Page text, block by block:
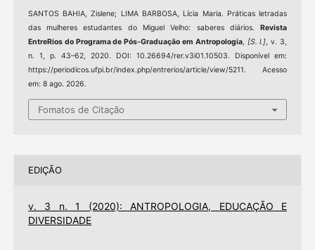
SANTOS BAHIA, Zislene; LIMA BARBOSA, Lícia Maria. Práticas letradas
das mulheres estudantes do Miguel Velho: saberes diários.Revista
EntreRios do Programa de Pós-Graduação em Antropologia, [S. l.], v. 3,
n. 1, p. 43–62, 2020. DOI: 10.26694/rer.v3i01.10503. Disponível em:
https://periodicos.ufpi.br/index.php/entrerios/article/view/5211. Acesso
em: 8 ago. 2026.
Fomatos de Citação
EDIÇÃO
v. 3 n. 1 (2020): ANTROPOLOGIA, EDUCAÇÃO E
DIVERSIDADE